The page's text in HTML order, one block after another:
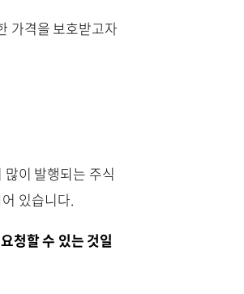
가격을 보호받고자
이 발행되는 주식
있습니다.
청할 수 있는 것일